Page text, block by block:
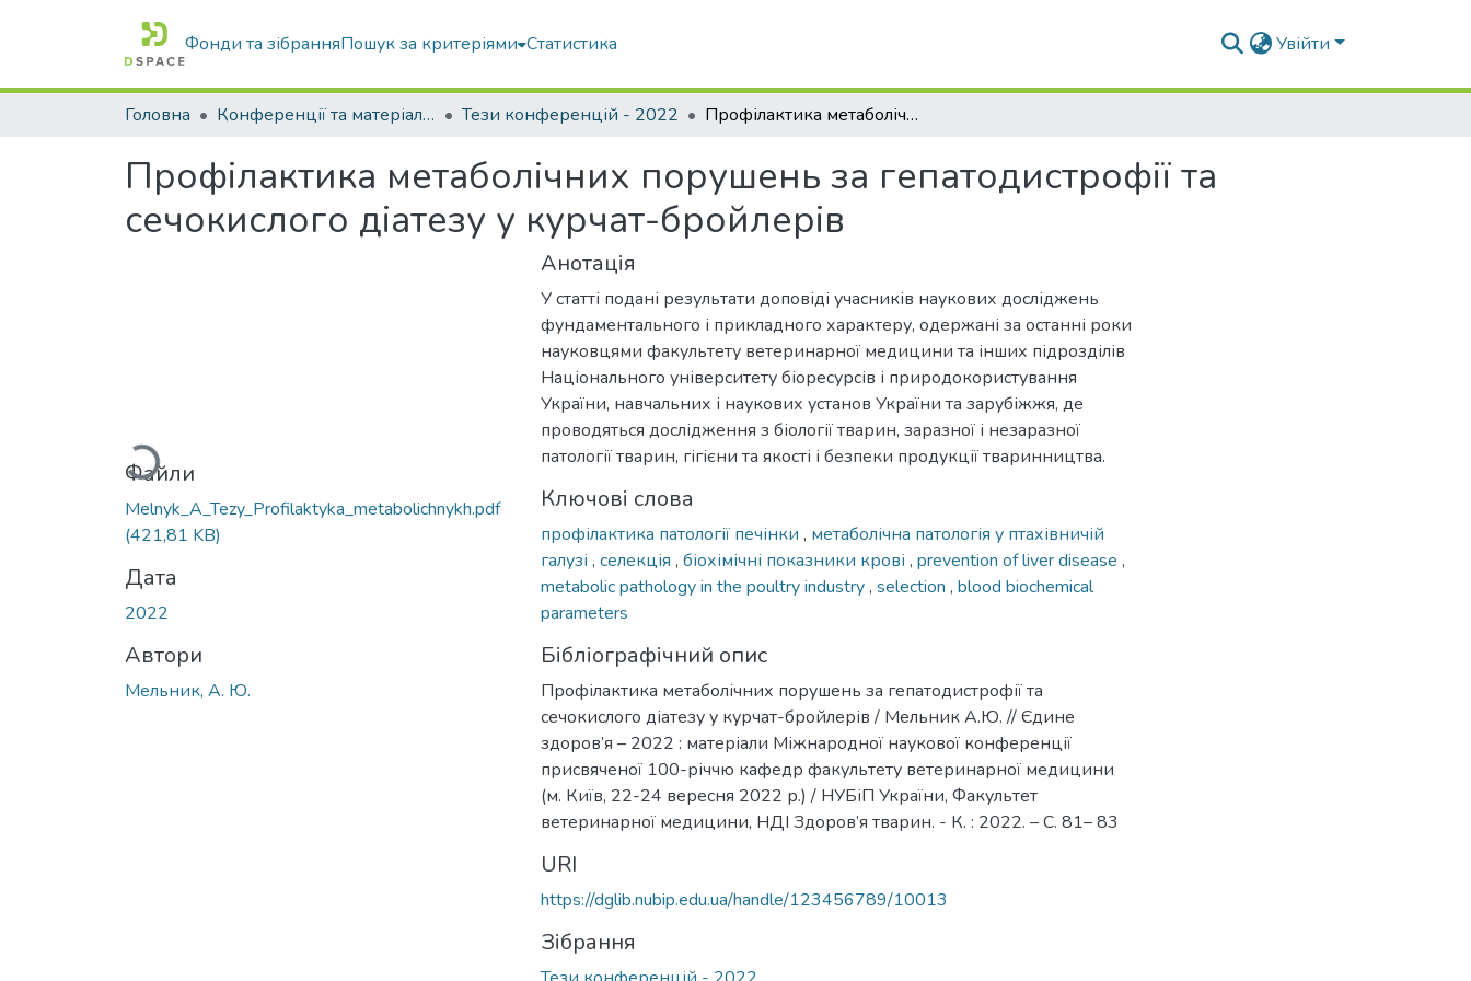
Фонди та зібранняПошук за критеріями Статистика Увійти
Головна Конференції та матеріали конференцій Тези конференцій - 2022 Профілактика метаболічних порушень за гепатодистрофії та сечокислого діатезу у курчат-бройлерів
Профілактика метаболічних порушень за гепатодистрофії та
сечокислого діатезу у курчат-бройлерів
Вантажиться...
Файли
Melnyk_A_Tezy_Profilaktyka_metabolichnykh.pdf
(421,81 KB)
Дата
2022
Автори
Мельник, А. Ю.
Анотація
У статті подані результати доповіді учасників наукових досліджень
фундаментального і прикладного характеру, одержані за останні роки
науковцями факультету ветеринарної медицини та інших підрозділів
Національного університету біоресурсів і природокористування
України, навчальних і наукових установ України та зарубіжжя, де
проводяться дослідження з біології тварин, заразної і незаразної
патології тварин, гігієни та якості і безпеки продукції тваринництва.
Ключові слова
профілактика патології печінки , метаболічна патологія у птахівничій
галузі , селекція , біохімічні показники крові , prevention of liver disease ,
metabolic pathology in the poultry industry, selection , blood biochemical
parameters
Бібліографічний опис
Профілактика метаболічних порушень за гепатодистрофії та
сечокислого діатезу у курчат-бройлерів / Мельник А.Ю. // Єдине
здоров’я – 2022 : матеріали Міжнародної наукової конференції
присвяченої 100-річчю кафедр факультету ветеринарної медицини
(м. Київ, 22-24 вересня 2022 р.) / НУБіП України, Факультет
ветеринарної медицини, НДІ Здоров’я тварин. - К. : 2022. – С. 81– 83
URI
https://dglib.nubip.edu.ua/handle/123456789/10013
Зібрання